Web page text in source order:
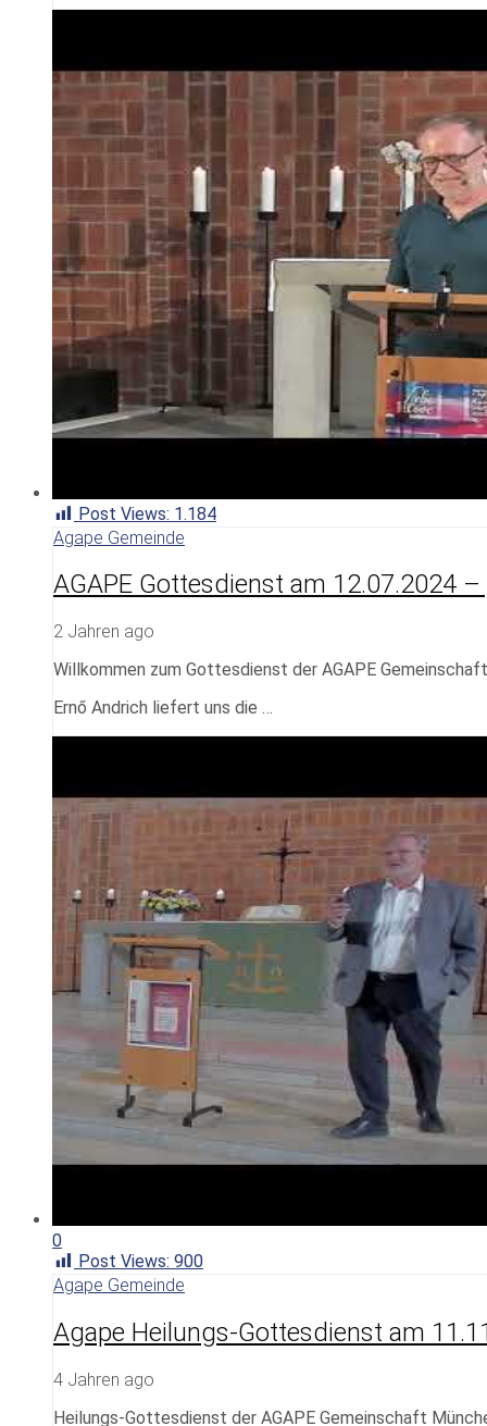
Post Views: 1.184
Agape Gemeinde
AGAPE Gottesdienst am 12.07.2024
2 Jahren ago
Willkommen zum Gottesdienst der AGAPE
Ernő Andrich liefert uns die …
0
Post Views: 900
Agape Gemeinde
Agape Heilungs-Gottesdienst am
4 Jahren ago
Heilungs-Gottesdienst der AGAPE Gemeinschaft